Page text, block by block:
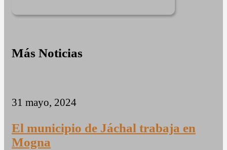
Más Noticias
31 mayo, 2024
El municipio de Jáchal trabaja en
Mogna